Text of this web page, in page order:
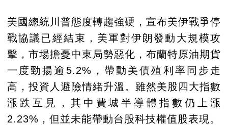
美國總統川普態度轉趨強硬，宣布美伊戰爭停
戰協議已經結束，美軍對伊朗發動大規模攻
擊，市場擔憂中東局勢惡化，布蘭特原油期貨
一度勁揚逾5.2%，帶動美債殖利率同步走
高，投資人避險情緒升溫。雖然美股四大指數
漲跌互見，其中費城半導體指數仍上漲
2.23%，但並未能帶動台股科技權值股表現。